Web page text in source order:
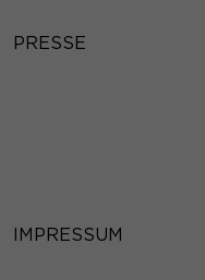
PRESSE
IMPRESSUM